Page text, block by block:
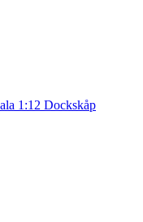
1:12 Dockskåp